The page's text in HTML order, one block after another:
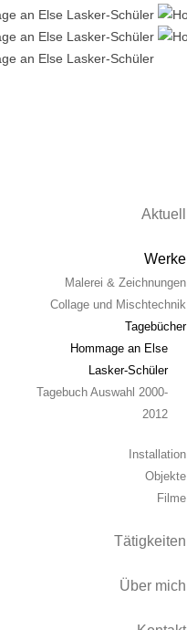
Aktuell
Werke
Malerei & Zeichnungen
Collage und Mischtechnik
Tagebücher
Hommage an Else
Lasker-Schüler
Tagebuch Auswahl 2000-
2012
Installation
Objekte
Filme
Tätigkeiten
Über mich